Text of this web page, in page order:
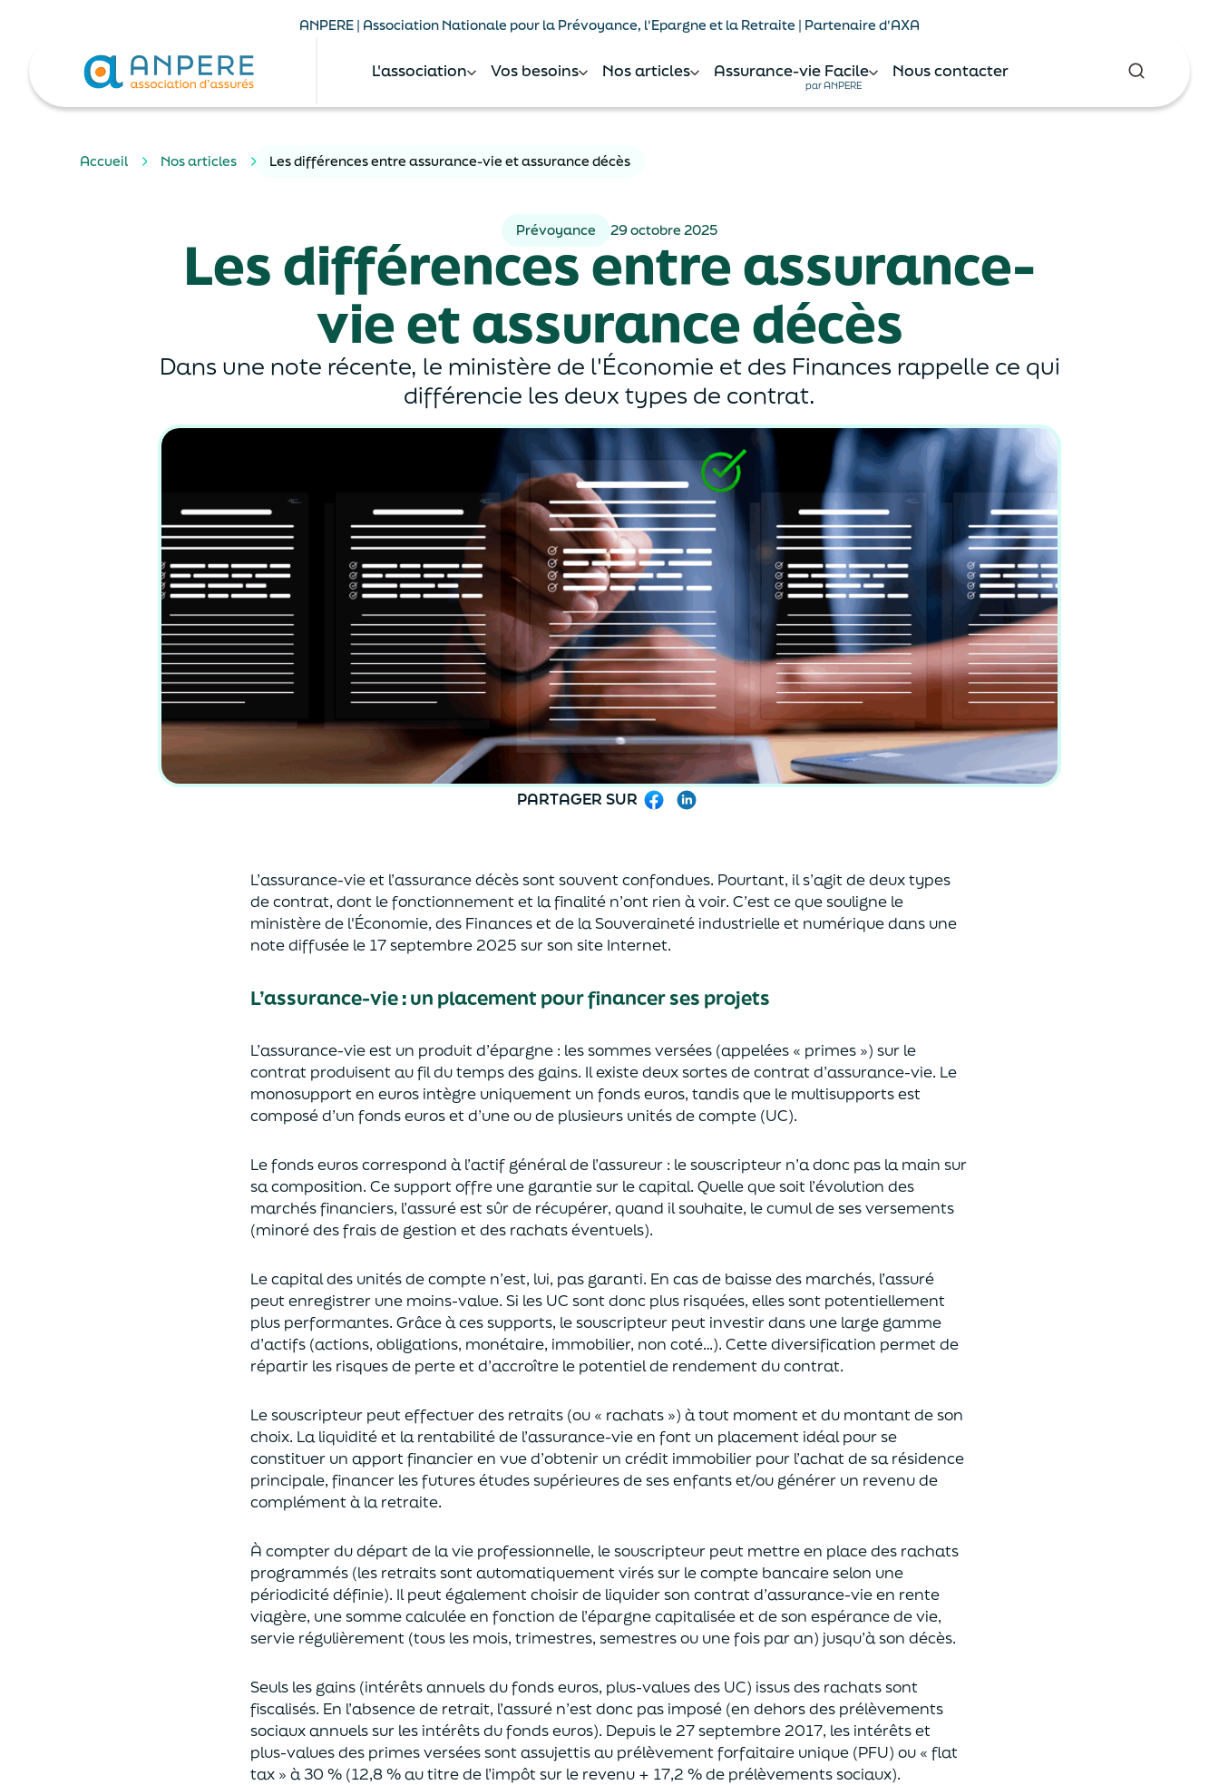
ANPERE | Association Nationale pour la Prévoyance, l'Epargne et la Retraite | Partenaire d'AXA
L'association Vos besoins Nos articles Assurance-vie Facile
par ANPERE
Nous contacter
Accueil Nos articles Les différences entre assurance-vie et assurance décès
Prévoyance 29 octobre 2025
Les différences entre assurance-
vie et assurance décès
Dans une note récente, le ministère de l'Économie et des Finances rappelle ce qui
différencie les deux types de contrat.
PARTAGER SUR Facebook
L’assurance-vie et l’assurance décès sontsouventconfondues. Pourtant, il s’agit de deux types
de contrat, dont le fonctionnement et la finalité n’ont rien à voir. C’est ce que souligne le
ministère de l'Économie, des Financeset de la Souveraineté industrielle et numériquedans une
note diffusée le 17 septembre 2025 sur son site Internet.
L’assurance-vie : un placement pour financer ses projets
L’assurance-vie est un produit d’épargne : les sommes versées (appelées « primes ») sur le
contrat produisent au fil du temps des gains. Il existe deux sortesde contrat d’assurance-vie. Le
monosupport en euros intègre uniquement un fonds euros, tandis que le multisupports est
composé d’un fonds euros et d’une ou de plusieurs unités de compte (UC).
Le fonds euros correspond à l’actif général de l’assureur : le souscripteur n’a donc pas la main sur
sa composition. Ce support offre une garantie sur le capital. Quelle que soit l’évolution des
marchés financiers, l’assuré est sûr de récupérer, quand il souhaite, le cumul de ses versements
(minoré des frais de gestion et des rachats éventuels).
Le capital des unités de compte n’est, lui, pas garanti. En casde baisse des marchés, l’assuré
peut enregistrer une moins-value. Si les UC sont donc plus risquées, elles sont potentiellement
plus performantes. Grâce à ces supports, le souscripteur peut investir dans une large gamme
d’actifs (actions, obligations, monétaire, immobilier, non coté…). Cette diversification permet de
répartir les risques de perte et d’accroître le potentielde rendement du contrat.
Le souscripteur peut effectuer des retraits (ou « rachats ») à tout moment et du montant de son
choix. Laliquiditéet la rentabilité de l’assurance-vie en font un placement idéal pour se
constituer un apport financier en vued’obtenir un crédit immobilier pour l’achat desa résidence
principale, financer les futures études supérieures de ses enfantset/ou générer un revenu de
complément à la retraite.
À compter du départ de la vie professionnelle, le souscripteur peut mettre en place des rachats
programmés (les retraits sont automatiquement virés sur le compte bancaireselon une
périodicité définie). Il peut également choisirde liquider son contrat d’assurance-vie en rente
viagère, une somme calculée en fonction de l’épargne capitalisée et deson espérance de vie,
servie régulièrement (tous les mois, trimestres, semestres ou une fois par an) jusqu’à son décès.
Seuls les gains (intérêts annuels du fonds euros, plus-values des UC) issus des rachats sont
fiscalisés. En l’absence de retrait, l’assuré n’est donc pas imposé (en dehors des prélèvements
sociaux annuels sur les intérêts du fonds euros). Depuis le 27 septembre 2017, les intérêts et
plus-values des primes verséessont assujettis au prélèvement forfaitaire unique (PFU) ou « flat
tax » à 30 % (12,8 % au titre de l’impôt sur le revenu + 17,2 % de prélèvements sociaux).